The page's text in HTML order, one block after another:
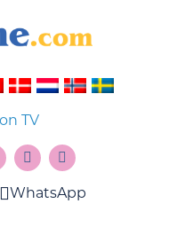
TV
WhatsApp